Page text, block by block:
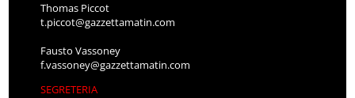
Thomas Piccot
t.piccot@gazzettamatin.com
Fausto Vassoney
f.vassoney@gazzettamatin.com
SEGRETERIA